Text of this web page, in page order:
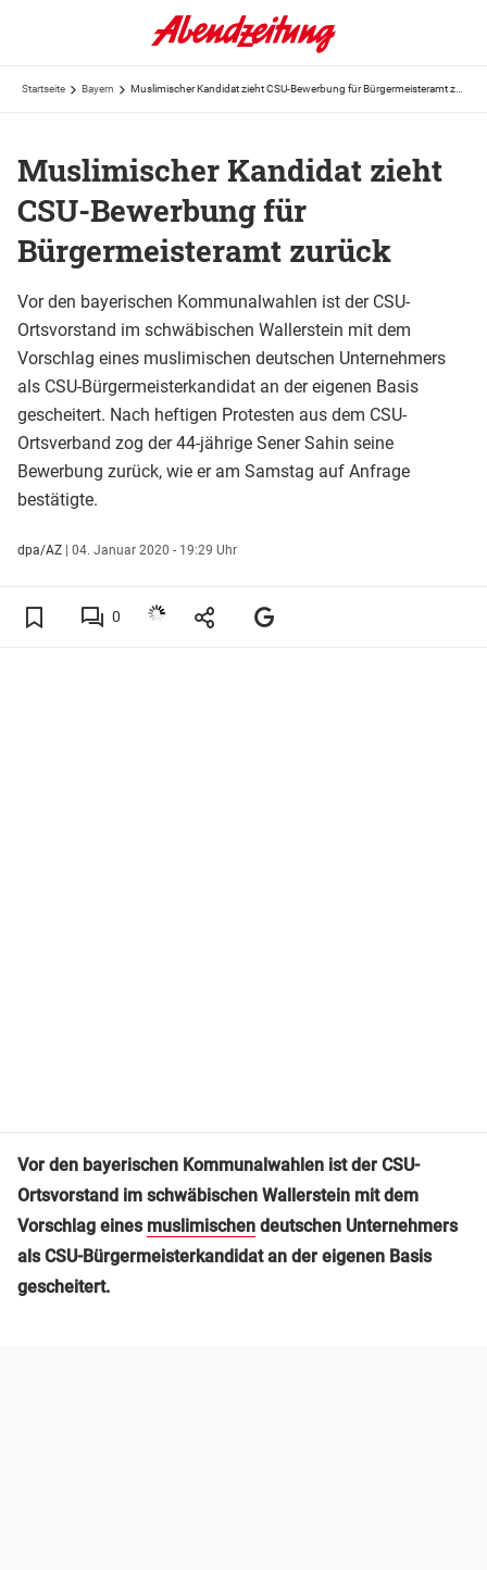
Startseite Bayern
Muslimischer Kandidat zieht
CSU-Bewerbung für
Bürgermeisteramt zurück
Vor den bayerischen Kommunalwahlen ist der CSU-
Ortsvorstand im schwäbischen Wallerstein mit dem
Vorschlag eines muslimischen deutschen Unternehmers
als CSU-Bürgermeisterkandidat an der eigenen Basis
gescheitert. Nach heftigen Protesten aus dem CSU-
Ortsverband zog der 44-jährige Sener Sahin seine
Bewerbung zurück, wie er am Samstag auf Anfrage
bestätigte.
dpa/AZ | 04. Januar 2020 - 19:29 Uhr
0
Vor den bayerischen Kommunalwahlen ist der CSU-
Ortsvorstand im schwäbischen Wallerstein mit dem
Vorschlag eines muslimischen deutschen Unternehmers
als CSU-Bürgermeisterkandidat an der eigenen Basis
gescheitert.